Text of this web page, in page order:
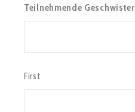
Teilnehmende Geschwister
First